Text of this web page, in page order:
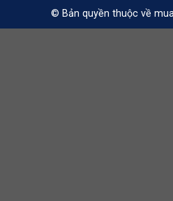
© Bản quyền thuộc về